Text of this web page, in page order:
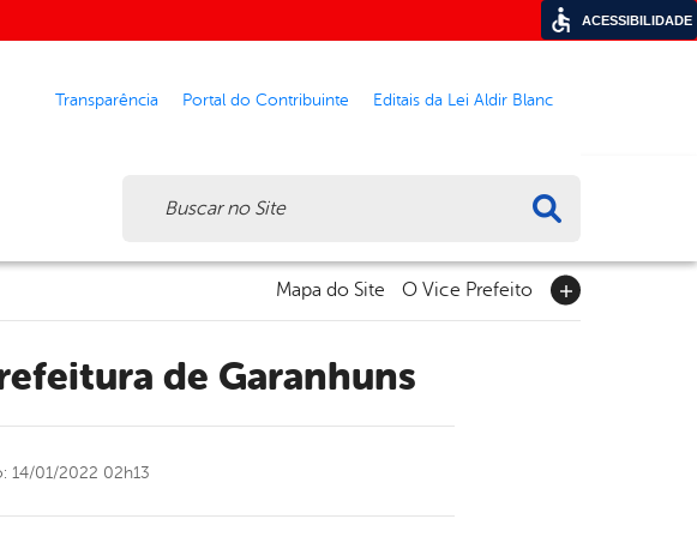
Transparência Portal do Contribuinte Editais da Lei Aldir Blanc
Mapa do Site O Vice Prefeito
de Garanhuns
14/01/2022 02h13
ACESSIBILIDADE